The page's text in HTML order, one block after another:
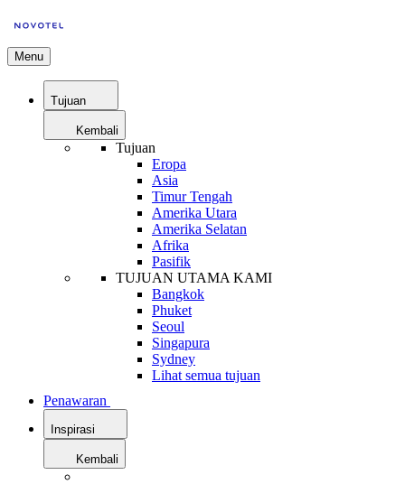
Menu
Tujuan
Kembali
Tujuan
Eropa
Asia
Timur Tengah
Amerika Utara
Amerika Selatan
Afrika
Pasifik
TUJUAN UTAMA KAMI
Bangkok
Phuket
Seoul
Singapura
Sydney
Lihat semua tujuan
Penawaran
Inspirasi
Kembali